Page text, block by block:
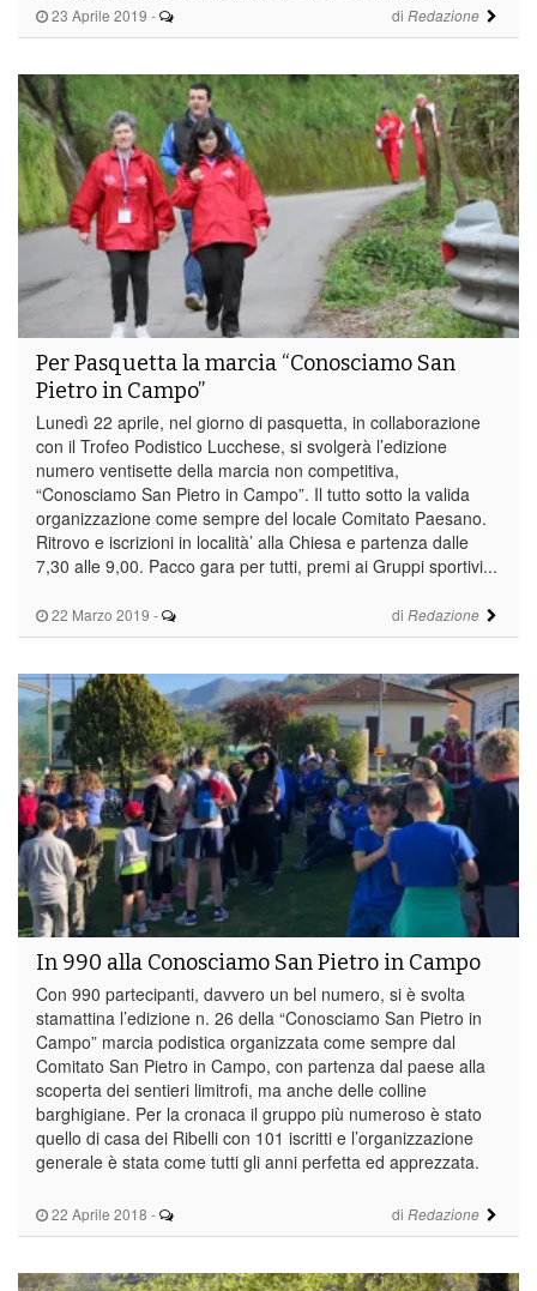
23 Aprile 2019 - di Redazione
22 Marzo 2019 - di Redazione
Per Pasquetta la marcia “Conosciamo San
Pietro in Campo”
Lunedì 22 aprile, nel giorno di pasquetta, in collaborazione
con il Trofeo Podistico Lucchese, si svolgerà l’edizione
numero ventisette della marcia non competitiva,
“Conosciamo San Pietro in Campo”. Il tutto sotto la valida
organizzazione come sempre del locale Comitato Paesano.
Ritrovo e iscrizioni in località’ alla Chiesa e partenza dalle
7,30 alle 9,00. Pacco gara per tutti, premi ai Gruppi sportivi...
22 Aprile 2018 - di Redazione
In 990 alla Conosciamo San Pietro in Campo
Con 990 partecipanti, davvero un bel numero, si è svolta
stamattina l’edizione n. 26 della “Conosciamo San Pietro in
Campo” marcia podistica organizzata come sempre dal
Comitato San Pietro in Campo, con partenza dal paese alla
scoperta dei sentieri limitrofi, ma anche delle colline
barghigiane. Per la cronaca il gruppo più numeroso è stato
quello di casa dei Ribelli con 101 iscritti e l’organizzazione
generale è stata come tutti gli anni perfetta ed apprezzata.